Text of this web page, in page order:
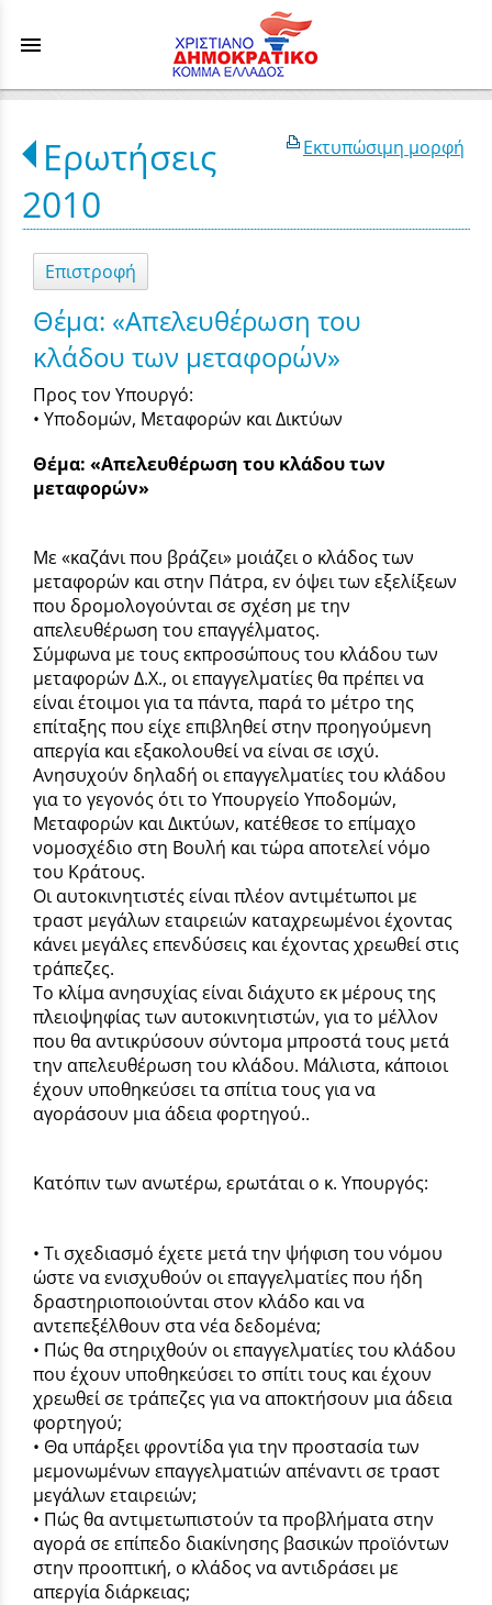
menu
Εκτυπώσιμη μορφή
Ερωτήσεις
2010
Επιστροφή
Θέμα: «Απελευθέρωση του
κλάδου των μεταφορών»
Προς τον Υπουργό:
• Υποδομών, Μεταφορών και Δικτύων
Θέμα: «Απελευθέρωση του κλάδου των
μεταφορών»
Με «καζάνι που βράζει» μοιάζει ο κλάδος των
μεταφορών και στην Πάτρα, εν όψει των εξελίξεων
που δρομολογούνται σε σχέση με την
απελευθέρωση του επαγγέλματος.
Σύμφωνα με τους εκπροσώπους του κλάδου των
μεταφορών Δ.Χ., οι επαγγελματίες θα πρέπει να
είναι έτοιμοι για τα πάντα, παρά το μέτρο της
επίταξης που είχε επιβληθεί στην προηγούμενη
απεργία και εξακολουθεί να είναι σε ισχύ.
Ανησυχούν δηλαδή οι επαγγελματίες του κλάδου
για το γεγονός ότι το Υπουργείο Υποδομών,
Μεταφορών και Δικτύων, κατέθεσε το επίμαχο
νομοσχέδιο στη Βουλή και τώρα αποτελεί νόμο
του Κράτους.
Οι αυτοκινητιστές είναι πλέον αντιμέτωποι με
τραστ μεγάλων εταιρειών καταχρεωμένοι έχοντας
κάνει μεγάλες επενδύσεις και έχοντας χρεωθεί στις
τράπεζες.
Το κλίμα ανησυχίας είναι διάχυτο εκ μέρους της
πλειοψηφίας των αυτοκινητιστών, για το μέλλον
που θα αντικρύσουν σύντομα μπροστά τους μετά
την απελευθέρωση του κλάδου. Μάλιστα, κάποιοι
έχουν υποθηκεύσει τα σπίτια τους για να
αγοράσουν μια άδεια φορτηγού..
Κατόπιν των ανωτέρω, ερωτάται ο κ. Υπουργός:
• Τι σχεδιασμό έχετε μετά την ψήφιση του νόμου
ώστε να ενισχυθούν οι επαγγελματίες που ήδη
δραστηριοποιούνται στον κλάδο και να
αντεπεξέλθουν στα νέα δεδομένα;
• Πώς θα στηριχθούν οι επαγγελματίες του κλάδου
που έχουν υποθηκεύσει το σπίτι τους και έχουν
χρεωθεί σε τράπεζες για να αποκτήσουν μια άδεια
φορτηγού;
• Θα υπάρξει φροντίδα για την προστασία των
μεμονωμένων επαγγελματιών απέναντι σε τραστ
μεγάλων εταιρειών;
• Πώς θα αντιμετωπιστούν τα προβλήματα στην
αγορά σε επίπεδο διακίνησης βασικών προϊόντων
στην προοπτική, ο κλάδος να αντιδράσει με
απεργία διάρκειας;